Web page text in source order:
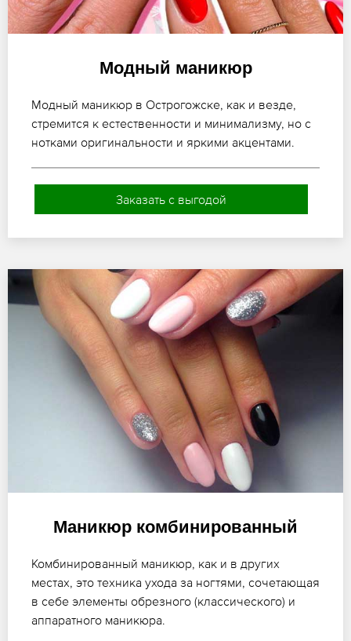
Модный маникюр
Модный маникюр в Острогожске, как и везде,
стремится к естественности и минимализму, но с
нотками оригинальности и яркими акцентами.
Заказать с выгодой
Маникюр комбинированный
Комбинированный маникюр, как и в других
местах, это техника ухода за ногтями, сочетающая
в себе элементы обрезного (классического) и
аппаратного маникюра.